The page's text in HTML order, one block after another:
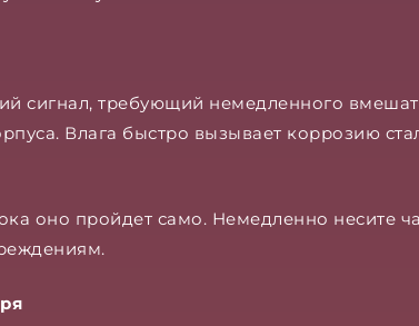
сигнал, требующий немедленного
Влага быстро вызывает коррозию
оно пройдет само. Немедленно несите